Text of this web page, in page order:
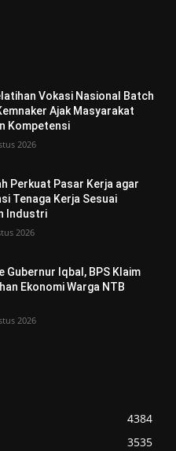
Vokasi Nasional Batch
Ajak Masyarakat
Kompetensi
2026
Perkuat Pasar Kerja agar
Tenaga Kerja Sesuai
Industri
2026
Gubernur Iqbal, BPS Klaim
Ekonomi Warga NTB
2026
4384
3535